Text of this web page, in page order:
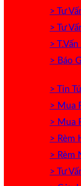
> Tư
> Tư
>
> Báo
> Tin
> Mua
> Mua
> Rèm
> Rèm
> Tư